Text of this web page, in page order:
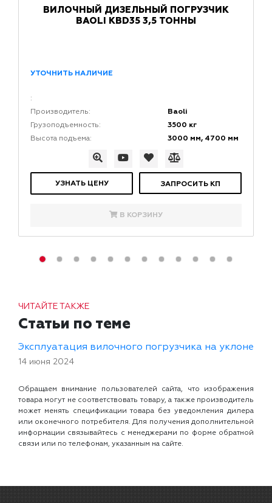
ВИЛОЧНЫЙ ДИЗЕЛЬНЫЙ ПОГРУЗЧИК
BAOLI KBD35 3,5 ТОННЫ
УТОЧНИТЬ НАЛИЧИЕ
:
Производитель:
Baoli
Грузоподъемность: 3500 кг
Высота подъема: 3000 мм, 4700 мм
УЗНАТЬ ЦЕНУ ЗАПРОСИТЬ КП
В КОРЗИНУ
ЧИТАЙТЕ ТАКЖЕ
Статьи по теме
Эксплуатация вилочного погрузчика на уклоне
14 июня 2024
Обращаем внимание пользователей сайта, что изображения
товара могут не соответствовать товару, а также производитель
может менять спецификации товара без уведомления дилера
или оконечного потребителя. Для получения дополнительной
информации связывайтесь с менеджерами по форме обратной
связи или по телефонам, указанным на сайте.